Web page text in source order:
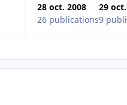
28 oct. 2008
26 publications
29
9